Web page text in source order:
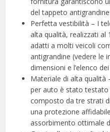
del tappeto
Perfetta vestibilità – I
alta qualità, realizzati al
adatti a molti veicoli
antigrandine (vedere le
dimensioni e l’elenco
Materiale di alta qualità
per auto è stato
composto da tre strati
una protezione
assorbimento ottimale